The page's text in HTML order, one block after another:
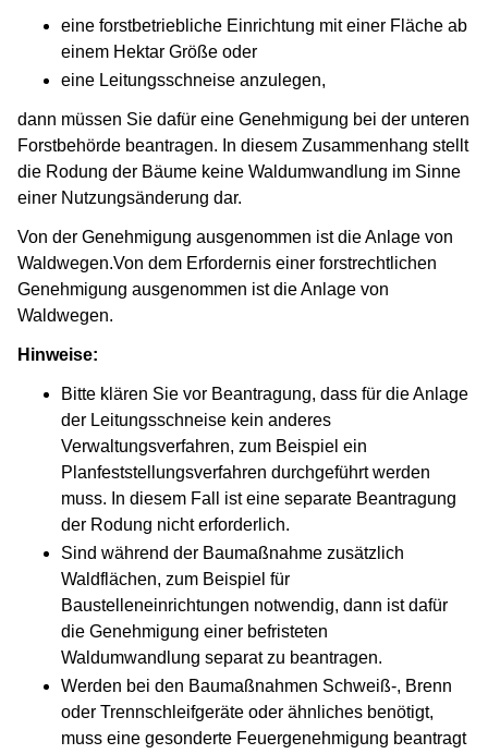
eine forstbetriebliche Einrichtung mit einer Fläche ab
einem Hektar Größe oder
eine Leitungsschneise anzulegen,
dann müssen Sie dafür eine Genehmigung bei der unteren
Forstbehörde beantragen. In diesem Zusammenhang stellt
die Rodung der Bäume keine Waldumwandlung im Sinne
einer Nutzungsänderung dar.
Von der Genehmigung ausgenommen ist die Anlage von
Waldwegen.Von dem Erfordernis einer forstrechtlichen
Genehmigung ausgenommen ist die Anlage von
Waldwegen.
Hinweise:
Bitte klären Sie vor Beantragung, dass für die Anlage
der Leitungsschneise kein anderes
Verwaltungsverfahren, zum Beispiel ein
Planfeststellungsverfahren durchgeführt werden
muss. In diesem Fall ist eine separate Beantragung
der Rodung nicht erforderlich.
Sind während der Baumaßnahme zusätzlich
Waldflächen, zum Beispiel für
Baustelleneinrichtungen notwendig, dann ist dafür
die Genehmigung einer befristeten
Waldumwandlung separat zu beantragen.
Werden bei den Baumaßnahmen Schweiß-, Brenn
oder Trennschleifgeräte oder ähnliches benötigt,
muss eine gesonderte Feuergenehmigung beantragt